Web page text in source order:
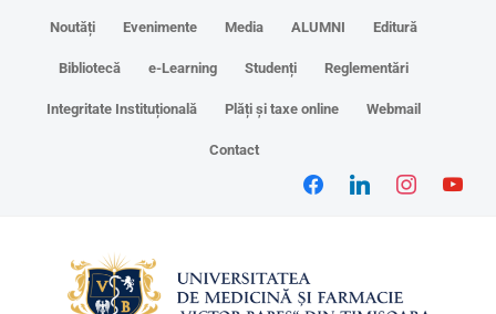
Noutăți Evenimente Media ALUMNI Editură
Bibliotecă e-Learning Studenți Reglementări
Integritate Instituțională Plăți și taxe online Webmail
Contact